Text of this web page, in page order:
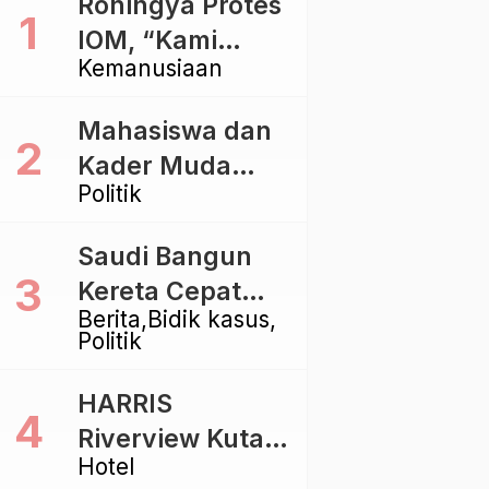
Kemanusiaan
IOM, “Kami
dibiarkan Mati
Politik
Mahasiswa dan
Kader Muda
Ramaikan Forum
Golkar di
Singaraja
Berita Bidik kasus
Politik
Saudi Bangun
Kereta Cepat
Rp112 Triliun,
Proyek Rp116
Triliun yang
Baru Sampai
Hotel
HARRIS
Riverview Kuta
Bali Tawarkan